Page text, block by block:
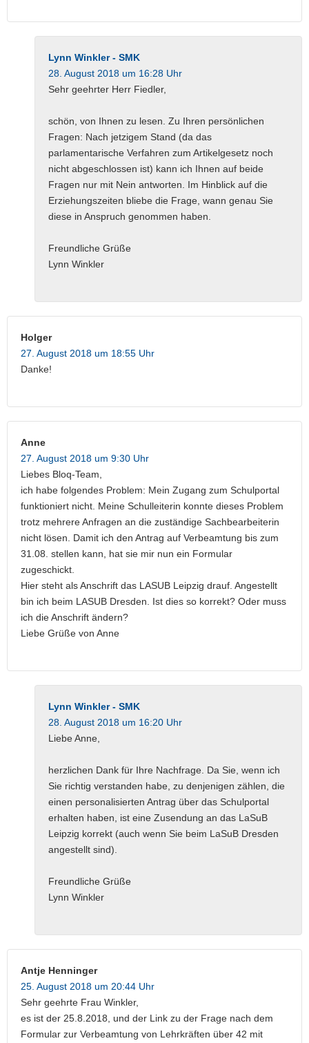
Lynn Winkler - SMK
28. August 2018 um 16:28 Uhr
Sehr geehrter Herr Fiedler,
schön, von Ihnen zu lesen. Zu Ihren persönlichen
Fragen: Nach jetzigem Stand (da das
parlamentarische Verfahren zum Artikelgesetz noch
nicht abgeschlossen ist) kann ich Ihnen auf beide
Fragen nur mit Nein antworten. Im Hinblick auf die
Erziehungszeiten bliebe die Frage, wann genau Sie
diese in Anspruch genommen haben.
Freundliche Grüße
Lynn Winkler
Holger
27. August 2018 um 18:55 Uhr
Danke!
Anne
27. August 2018 um 9:30 Uhr
Liebes Bloq-Team,
ich habe folgendes Problem: Mein Zugang zum Schulportal
funktioniert nicht. Meine Schulleiterin konnte dieses Problem
trotz mehrere Anfragen an die zuständige Sachbearbeiterin
nicht lösen. Damit ich den Antrag auf Verbeamtung bis zum
31.08. stellen kann, hat sie mir nun ein Formular
zugeschickt.
Hier steht als Anschrift das LASUB Leipzig drauf. Angestellt
bin ich beim LASUB Dresden. Ist dies so korrekt? Oder muss
ich die Anschrift ändern?
Liebe Grüße von Anne
Lynn Winkler - SMK
28. August 2018 um 16:20 Uhr
Liebe Anne,
herzlichen Dank für Ihre Nachfrage. Da Sie, wenn ich
Sie richtig verstanden habe, zu denjenigen zählen, die
einen personalisierten Antrag über das Schulportal
erhalten haben, ist eine Zusendung an das LaSuB
Leipzig korrekt (auch wenn Sie beim LaSuB Dresden
angestellt sind).
Freundliche Grüße
Lynn Winkler
Antje Henninger
25. August 2018 um 20:44 Uhr
Sehr geehrte Frau Winkler,
es ist der 25.8.2018, und der Link zu der Frage nach dem
Formular zur Verbeamtung von Lehrkräften über 42 mit